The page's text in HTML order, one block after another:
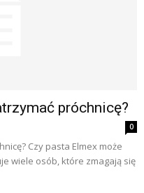
próchnicę?
0
Czy pasta Elmex może
wiele osób, które zmagają się